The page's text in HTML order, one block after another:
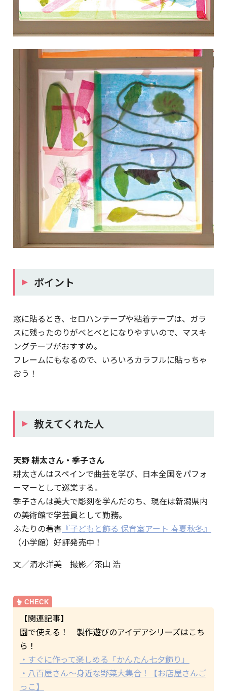
ポイント
窓に貼るとき、セロハンテープや粘着テープは、ガラ
スに残ったのりがべとべとになりやすいので、マスキ
ングテープがおすすめ。
フレームにもなるので、いろいろカラフルに貼っちゃ
おう！
教えてくれた人
天野 耕太さん・季子さん
耕太さんはスペインで曲芸を学び、日本全国をパフォ
ーマーとして巡業する。
季子さんは美大で彫刻を学んだのち、現在は新潟県内
の美術館で学芸員として勤務。
ふたりの著書 『子どもと飾る 保育室アート 春夏秋冬』
（小学館）好評発売中！
文／清水洋美 撮影／茶山 浩
【関連記事】
園で使える！ 製作遊びのアイデアシリーズはこち
ら！
・すぐに作って楽しめる「かんたん七夕飾り」
・八百屋さん～身近な野菜大集合！【お店屋さんご
っこ】